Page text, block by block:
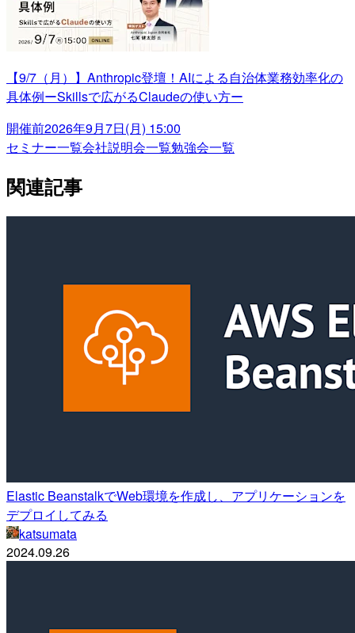
【9/7（月）】Anthropic登壇！AIによる自治体業務効率化の
具体例ーSkillsで広がるClaudeの使い方ー
開催前2026年9月7日(月) 15:00
セミナー一覧会社説明会一覧勉強会一覧
関連記事
Elastic BeanstalkでWeb環境を作成し、アプリケーションを
デプロイしてみる
katsumata
2024.09.26